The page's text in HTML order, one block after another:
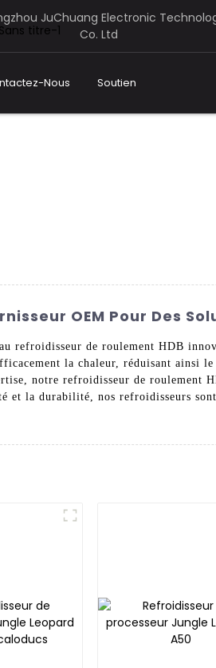
JuChuang Electronic
Co. Ltd
Nous Soutien
OEM Pour Des
refroidisseur de roulement HDB
la chaleur, réduisant ainsi
notre refroidisseur de roulement
la durabilité, nos refroidisseurs